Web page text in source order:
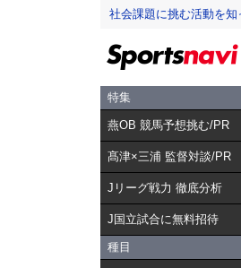
社会課題に挑む活動を
特集
燕OB 競馬予想挑む/PR
髙津×三浦 監督対談/PR
Jリーグ戦力 徹底分析
J国立試合に無料招待
種目